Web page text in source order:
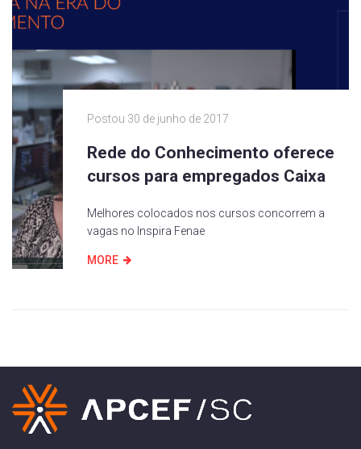
Postou 30 de junho de 2017
Rede do Conhecimento oferece
cursos para empregados Caixa
Melhores colocados nos cursos concorrem a
vagas no Inspira Fenae
MORE